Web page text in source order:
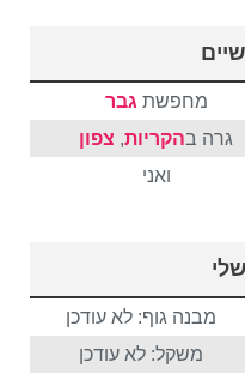
מחפשת גבר
גרה בהקריות, צפון
ואני
מבנה גוף: לא עודכן
משקל: לא עודכן